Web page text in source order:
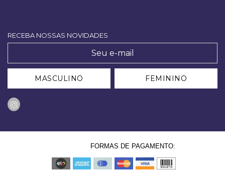
RECEBA NOSSAS NOVIDADES
MASCULINO FEMININO
FORMAS DE PAGAMENTO: